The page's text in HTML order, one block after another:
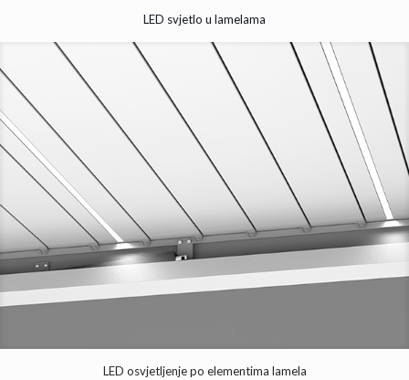
LED svjetlo u lamelama
LED osvjetljenje po elementima lamela